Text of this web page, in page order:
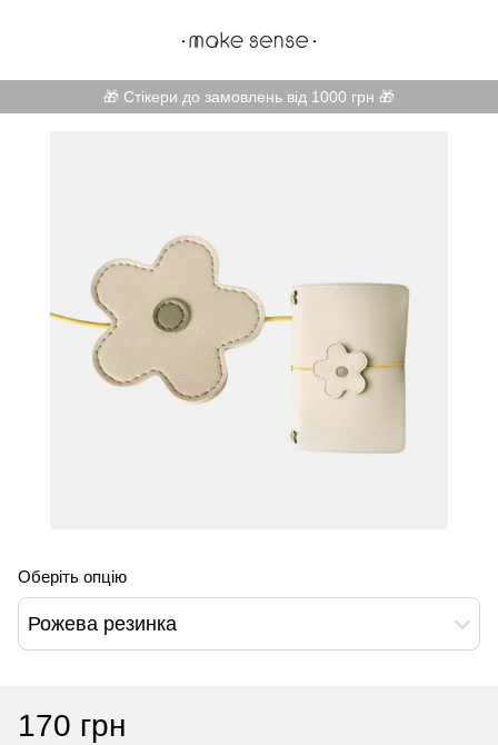
🎁 Стікери до замовлень від 1000 грн 🎁
Оберіть опцію
Рожева резинка
170 грн